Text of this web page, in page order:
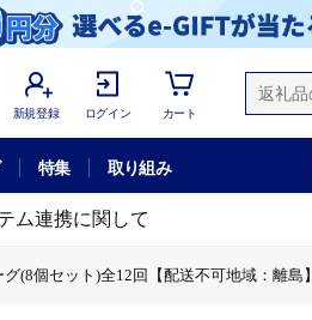
新規登録 ログイン カート
特集 取り組み
ム連携に関して
(8個セット)全12回【配送不可地域：離島】